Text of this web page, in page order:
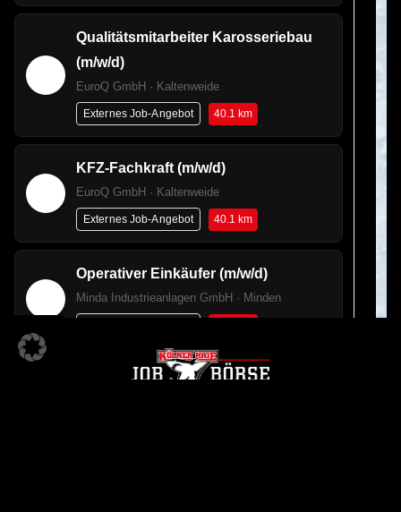
Qualitätsmitarbeiter Karosseriebau
(m/w/d)
EuroQ GmbH · Kaltenweide
Externes Job-Angebot 40.1 km
KFZ-Fachkraft (m/w/d)
EuroQ GmbH · Kaltenweide
Externes Job-Angebot 40.1 km
Operativer Einkäufer (m/w/d)
Minda Industrieanlagen GmbH · Minden
Elektroniker (m/w/d) für Energie- und